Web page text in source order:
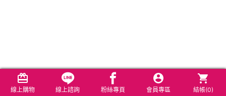
線上購物 線上諮詢 粉絲專頁 會員專區 結帳(0)